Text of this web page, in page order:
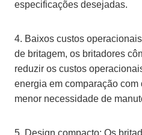
especificações desejadas.
4. Baixos custos
de britagem, os britadores
reduzir os custos
energia em comparação com
menor necessidade de
5. Design compacto: Os